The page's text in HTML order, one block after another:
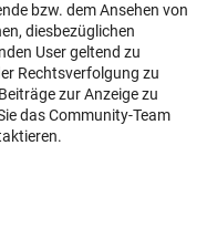
bzw. dem Ansehen von
diesbezüglichen
User geltend zu
Rechtsverfolgung zu
zur Anzeige zu
das Community-Team